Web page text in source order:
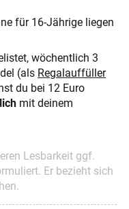
für 16-Jährige liegen
wöchentlich 3
(als Regalauffüller
du bei 12 Euro
mit deinem
Lesbarkeit ggf.
Er bezieht sich